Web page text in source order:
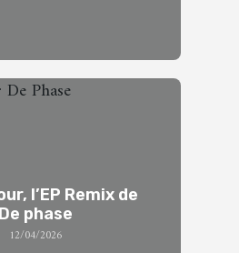
l’EP Remix de
De phase
12/04/2026